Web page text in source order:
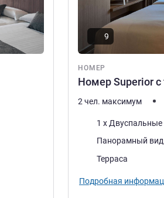
НОМЕР
Номер Superior с
9
2 чел. максимум
Постель1 x Двуспальные
Виды:Панорамный вид
Плюсы размещения:
Терраса
Подробная